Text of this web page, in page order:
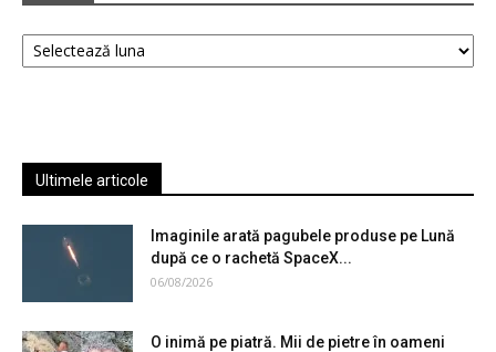
Arhive
Ultimele articole
Imaginile arată pagubele produse pe Lună
după ce o rachetă SpaceX...
06/08/2026
O inimă pe piatră. Mii de pietre în oameni